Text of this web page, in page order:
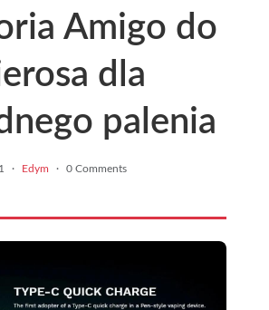
Amigo do
dla
palenia
· Edym · 0 Comments